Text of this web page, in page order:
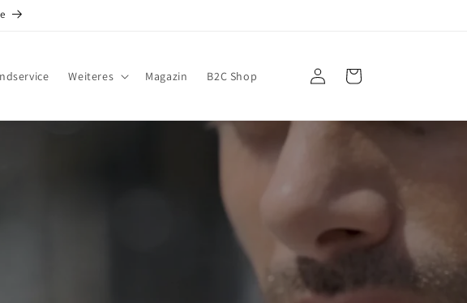
Weiteres Magazin B2C Shop EinloggenWarenkorb